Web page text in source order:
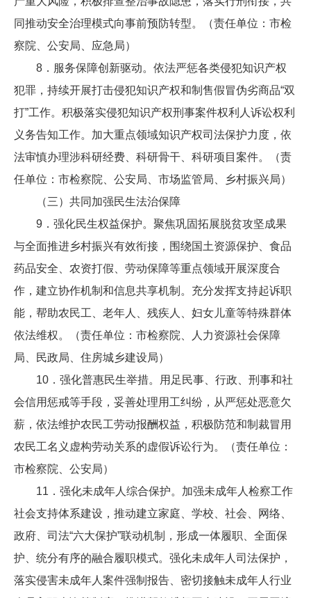
同推动安全治理模式向事前预防转型。（责任单位：市检
察院、公安局、应急局）
8．服务保障创新驱动。依法严惩各类侵犯知识产权
犯罪，持续开展打击侵犯知识产权和制售假冒伪劣商品“双
打”工作。积极落实侵犯知识产权刑事案件权利人诉讼权利
义务告知工作。加大重点领域知识产权司法保护力度，依
法审慎办理涉科研经费、科研骨干、科研项目案件。（责
任单位：市检察院、公安局、市场监管局、乡村振兴局）
（三）共同加强民生法治保障
9．强化民生权益保护。聚焦巩固拓展脱贫攻坚成果
与全面推进乡村振兴有效衔接，围绕国土资源保护、食品
药品安全、农资打假、劳动保障等重点领域开展深度合
作，建立协作机制和信息共享机制。充分发挥支持起诉职
能，帮助农民工、老年人、残疾人、妇女儿童等特殊群体
依法维权。（责任单位：市检察院、人力资源社会保障
局、民政局、住房城乡建设局）
10．强化普惠民生举措。用足民事、行政、刑事和社
会信用惩戒等手段，妥善处理用工纠纷，从严惩处恶意欠
薪，依法维护农民工劳动报酬权益，积极防范和制裁冒用
农民工名义虚构劳动关系的虚假诉讼行为。（责任单位：
市检察院、公安局）
11．强化未成年人综合保护。加强未成年人检察工作
社会支持体系建设，推动建立家庭、学校、社会、网络、
政府、司法“六大保护”联动机制，形成一体履职、全面保
护、统分有序的融合履职模式。强化未成年人司法保护，
落实侵害未成年人案件强制报告、密切接触未成年人行业